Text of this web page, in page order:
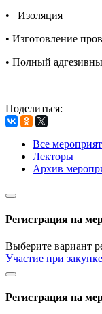
• Изоляция
• Изготовление
• Полный
Поделиться:
Все
Лекторы
Архив
Регистрация на
Выберите вариант
Участие при
Регистрация на